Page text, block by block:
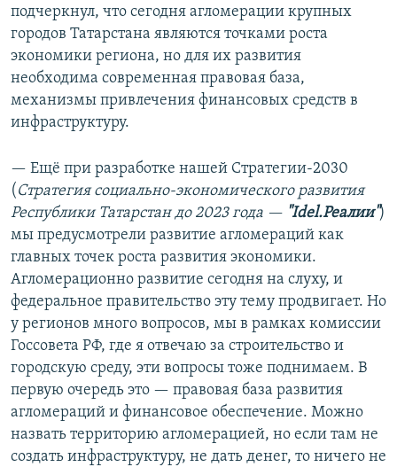
подчеркнул, что сегодня агломерации крупных
городов Татарстана являются точками роста
экономики региона, но для их развития
необходима современная правовая база,
механизмы привлечения финансовых средств в
инфраструктуру.
— Ещё при разработке нашей Стратегии-2030
( Стратегия социально-экономического развития
Республики Татарстан до 2023 года — "Idel.Реалии")
мы предусмотрели развитие агломераций как
главных точек роста развития экономики.
Агломерационно развитие сегодня на слуху, и
федеральное правительство эту тему продвигает. Но
у регионов много вопросов, мы в рамках комиссии
Госсовета РФ, где я отвечаю за строительство и
городскую среду, эти вопросы тоже поднимаем. В
первую очередь это — правовая база развития
агломераций и финансовое обеспечение. Можно
назвать территорию агломерацией, но если там не
создать инфраструктуру, не дать денег, то ничего не